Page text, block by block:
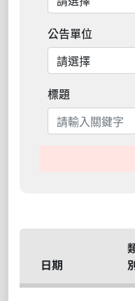
公告單位
標題
日期